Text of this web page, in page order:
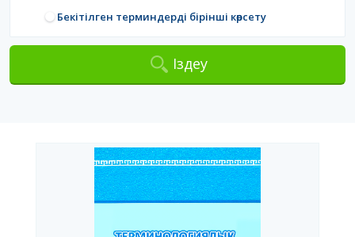
Бекітілген терминдерді бірінші көрсету
Іздеу